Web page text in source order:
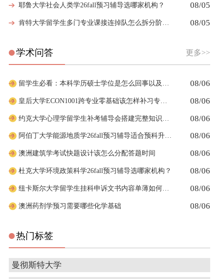
耶鲁大学社会人类学26fall预习辅导选哪家机构？ 08/05
肯特大学留学生多门专业课接连掉队怎么拆分阶段性补习计划 08/05
学术问答 更多>>
08/06
皇后大学ECON1001跨专业零基础该怎样补习专业课 08/06
08/06
阿伯丁大学能源地质学26fall预习辅导适合预科升本科吗 08/06
澳洲建筑学考试快题设计该怎么分配答题时间 08/06
杜克大学环境政策科学26fall预习辅导选哪家机构？ 08/06
纽卡斯尔大学留学生挂科申诉文书内容单薄如何充实材料 08/06
澳洲药剂学预习需要哪些化学基础 08/06
热门标签
曼彻斯特大学